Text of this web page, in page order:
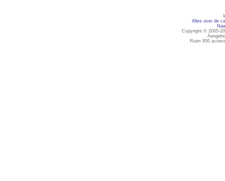
Alles over de
Copyright © 2005-
Ruim 950